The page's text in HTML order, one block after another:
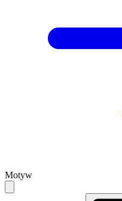
Motyw